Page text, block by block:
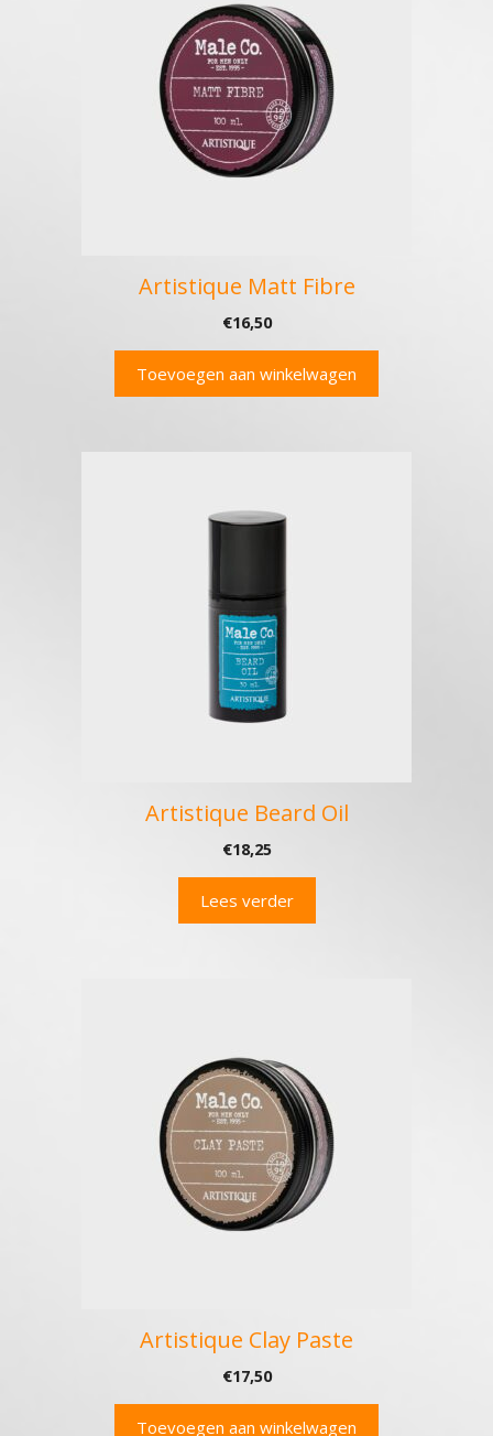
Artistique Matt Fibre
€16,50
Toevoegen aan winkelwagen
Artistique Beard Oil
€18,25
Lees verder
Artistique Clay Paste
€17,50
Toevoegen aan winkelwagen